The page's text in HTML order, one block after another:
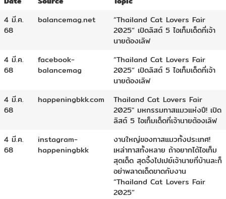
4 มี.ค.
68
balancemag.net
“Thailand Cat Lovers Fair
2025” เปิดลิสต์ 5 ไอเท็มเด็ดที่เจ้า
นายต้องเลิฟ
4 มี.ค.
68
facebook-
balancemag
“Thailand Cat Lovers Fair
2025” เปิดลิสต์ 5 ไอเท็มเด็ดที่เจ้า
นายต้องเลิฟ
4 มี.ค.
68
happeningbkk.com
Thailand Cat Lovers Fair
2025″ มหกรรมทาสแมวแห่งปี! เปิด
ลิสต์ 5 ไอเท็มเด็ดที่เจ้านายต้องเลิฟ
4 มี.ค.
68
instagram-
happeningbkk
งานใหญ่ของทาสแมวทั้งประเทศ!
เหล่าทาสทั้งหลาย ถ้าอยากได้ไอเท็ม
สุดเด็ด สุดจึ้งไปเปย์เจ้านายที่บ้านละก็
อย่าพลาดเด็ดขาดกับงาน
“Thailand Cat Lovers Fair
2025”